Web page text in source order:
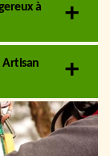
à
Artisan